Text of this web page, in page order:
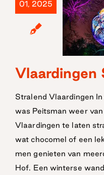
01, 2025
Stralend Vlaardingen
was Peitsman weer
Vlaardingen te laten
wat chocomel of een
men genieten van
Hof. Een winterse